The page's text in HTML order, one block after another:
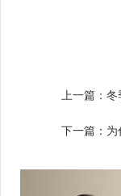
上一篇： 冬
下一篇： 为